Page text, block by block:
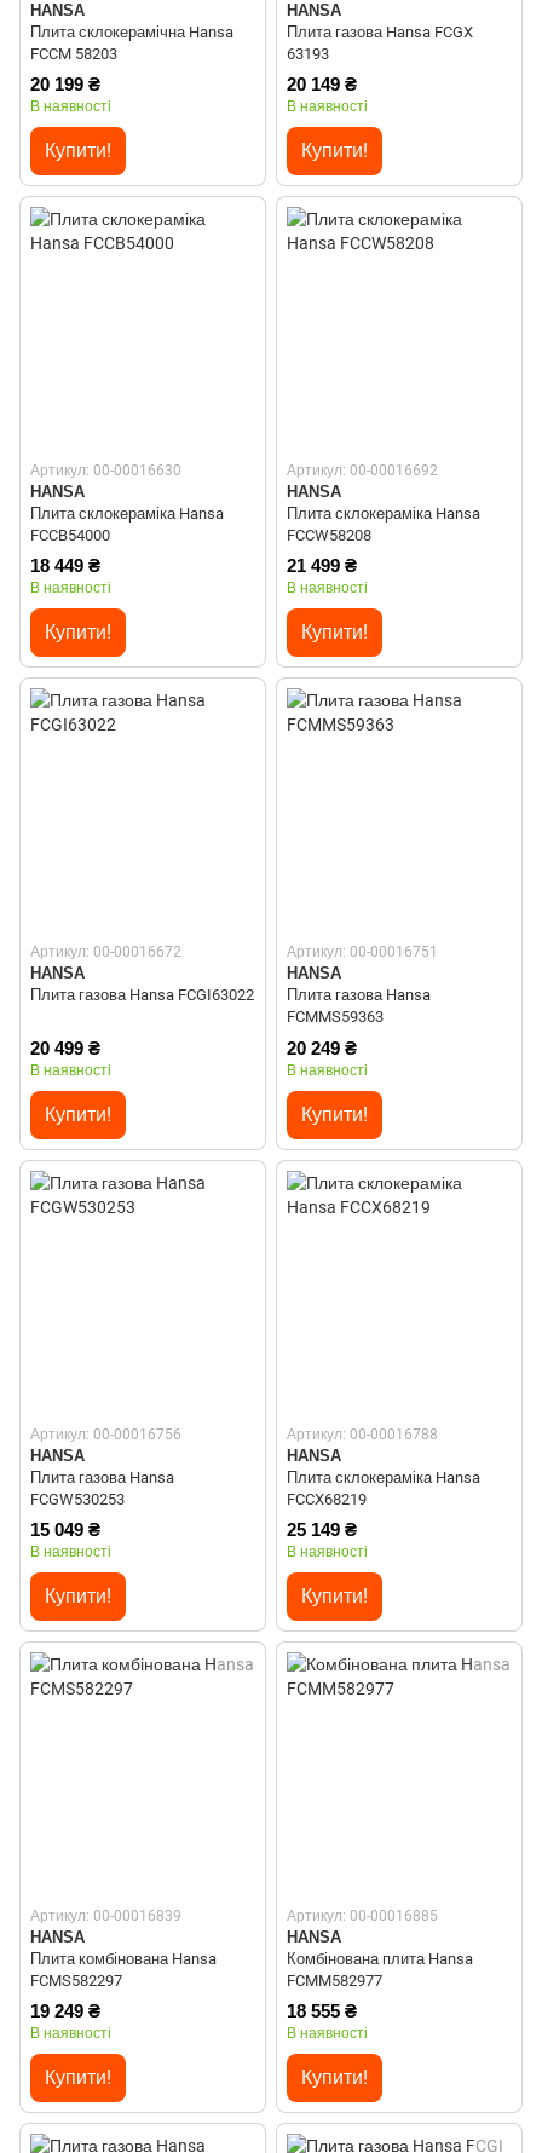
HANSA
Плита склокерамічна Hansa
FCCM 58203
20 199 ₴
В наявності
Купити!
HANSA
Плита газова Hansa FCGX
63193
20 149 ₴
В наявності
Купити!
Артикул: 00-00016630
HANSA
Плита склокераміка Hansa
FCCB54000
18 449 ₴
В наявності
Купити!
Артикул: 00-00016692
HANSA
Плита склокераміка Hansa
FCCW58208
21 499 ₴
В наявності
Купити!
Артикул: 00-00016672
HANSA
Плита газова Hansa FCGI63022
20 499 ₴
В наявності
Купити!
Артикул: 00-00016751
HANSA
Плита газова Hansa
FCMMS59363
20 249 ₴
В наявності
Купити!
Артикул: 00-00016756
HANSA
Плита газова Hansa
FCGW530253
15 049 ₴
В наявності
Купити!
Артикул: 00-00016788
HANSA
Плита склокераміка Hansa
FCCX68219
25 149 ₴
В наявності
Купити!
Артикул: 00-00016839
HANSA
Плита комбінована Hansa
FCMS582297
19 249 ₴
В наявності
Купити!
Артикул: 00-00016885
HANSA
Комбінована плита Hansa
FCMM582977
18 555 ₴
В наявності
Купити!